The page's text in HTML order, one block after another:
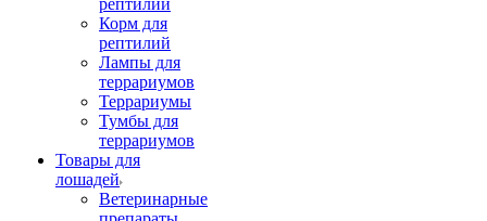
рептилий
Корм для
рептилий
Лампы для
террариумов
Террариумы
Тумбы для
террариумов
Товары для
лошадей
Ветеринарные